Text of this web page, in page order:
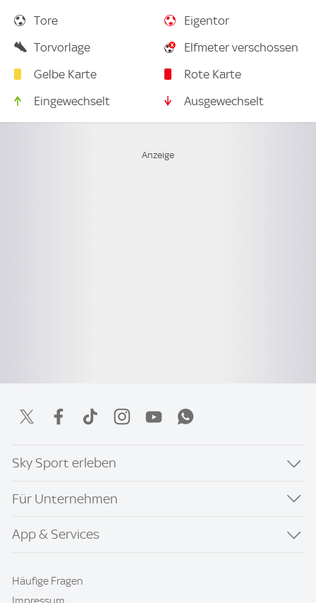
Tore
Eigentor
Torvorlage
Elfmeter verschossen
Gelbe Karte
Rote Karte
Eingewechselt
Ausgewechselt
Sky Sport erleben
Für Unternehmen
App & Services
Häufige Fragen